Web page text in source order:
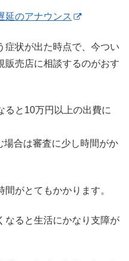
のアナウンス
症状が出た時点で、今つい
販売店に相談するのがおす
ると10万円以上の出費に
合は審査に少し時間がか
がとてもかかります。
なると生活にかなり支障が